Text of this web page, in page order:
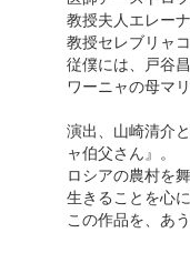
教授夫人エレー
教授セレブリャ
従僕には、戸谷昌
ワーニャの母マ
演出、山崎清介
ャ伯父さん』。
ロシアの農村を
生きることを心
この作品を、あ